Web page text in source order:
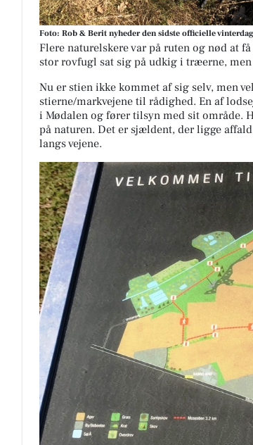
Foto: Rob & Berit nyheder den sidste officielle vinterdag
Flere naturelskere var på ruten og nød at
stor rovfugl sat sig på udkig i træerne,
Nu er stien ikke kommet af sig selv, men
stierne/markvejene til rådighed. En af
i Mødalen og fører tilsyn med sit område.
på naturen. Det er sjældent, der ligge
langs vejene.